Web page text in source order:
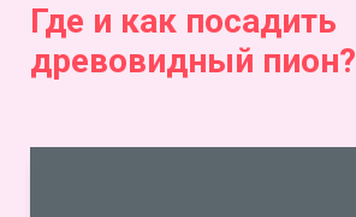
Где и как посадить
древовидный пион?